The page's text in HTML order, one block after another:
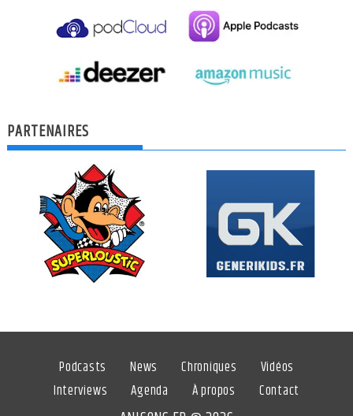
PARTENAIRES
Podcasts News Chroniques
Vidéos
Interviews
Agenda À propos Contact